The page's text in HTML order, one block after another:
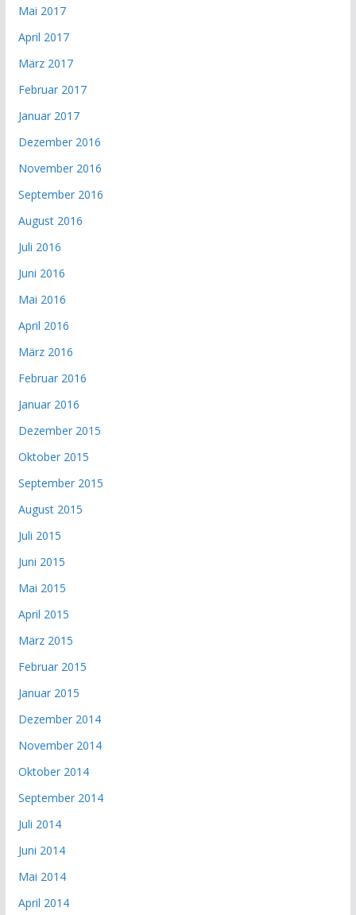
Mai 2017
April 2017
März 2017
Februar 2017
Januar 2017
Dezember 2016
November 2016
September 2016
August 2016
Juli 2016
Juni 2016
Mai 2016
April 2016
März 2016
Februar 2016
Januar 2016
Dezember 2015
Oktober 2015
September 2015
August 2015
Juli 2015
Juni 2015
Mai 2015
April 2015
März 2015
Februar 2015
Januar 2015
Dezember 2014
November 2014
Oktober 2014
September 2014
Juli 2014
Juni 2014
Mai 2014
April 2014